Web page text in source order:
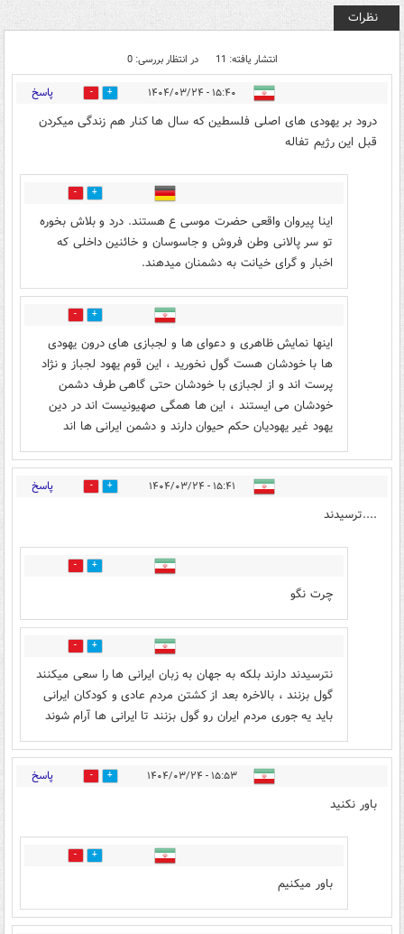
نظرات
انتشار یافته: 11 در انتظار بررسی: 0
۱۵:۴۰ - ۱۴۰۴/۰۳/۲۴ 2 پاسخ
درود بر یهودی های اصلی فلسطین که سال ها کنار هم زندگی میکردن
قبل این رژیم تفاله
0
اینا پیروان واقعی حضرت موسی ع هستند. درد و بلاش بخوره
تو سر پالانی وطن فروش و جاسوسان و خائنین داخلی که
اخبار و گرای خیانت به دشمنان میدهند.
1
اینها نمایش ظاهری و دعوای ها و لجبازی های درون یهودی
ها با خودشان هست گول نخورید ، این قوم یهود لجباز و نژاد
پرست اند و از لجبازی با خودشان حتی گاهی طرف دشمن
خودشان می ایستند ، این ها همگی صهیونیست اند در دین
یهود غیر یهودیان حکم حیوان دارند و دشمن ایرانی ها اند
۱۵:۴۱ - ۱۴۰۴/۰۳/۲۴ 1 پاسخ
....ترسیدند
2
چرت نگو
0
نترسیدند دارند بلکه به جهان به زبان ایرانی ها را سعی میکنند
گول بزنند ، بالاخره بعد از کشتن مردم عادی و کودکان ایرانی
باید یه جوری مردم ایران رو گول بزنند تا ایرانی ها آرام شوند
۱۵:۵۳ - ۱۴۰۴/۰۳/۲۴ 0 پاسخ
باور نکنید
4
باور میکنیم